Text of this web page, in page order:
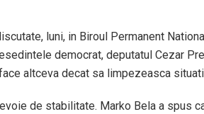
luni, in Biroul Permanent
democrat, deputatul Cezar
altceva decat sa limpezeasca
de stabilitate. Marko Bela a spus